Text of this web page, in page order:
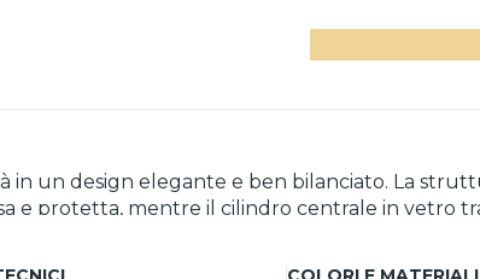
in un design elegante e ben bilanciato. La
e protetta, mentre il cilindro centrale in vetro
non inclusa, permettendo di personalizzare
esterne più esposte.